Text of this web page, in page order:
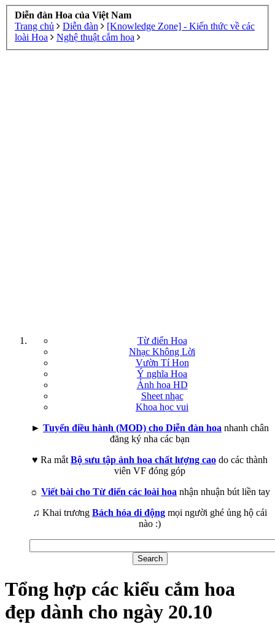
Diễn đàn Hoa của Việt Nam
Trang chủ
Diễn đàn
[Knowledge Zone] - Kiến thức về các
loài Hoa
Nghệ thuật cắm hoa
Từ điển Hoa
Nhạc Không Lời
Vườn Tí Hon
Ý nghĩa Hoa
Ảnh hoa HD
Sheet nhạc
Khoa học vui
► Tuyển điều hành (MOD) cho Diễn đàn hoa nhanh chân
đăng ký nha các bạn
♥ Ra mắt Bộ sưu tập ảnh hoa chất lượng cao do các thành
viên VF đóng góp
☼ Viết bài cho Từ điển các loài hoa nhận nhuận bút liền tay
♫ Khai trương Bách hóa di động mọi người ghé ủng hộ cái
nào :)
Tổng hợp các kiểu cắm hoa
đẹp dành cho ngày 20.10